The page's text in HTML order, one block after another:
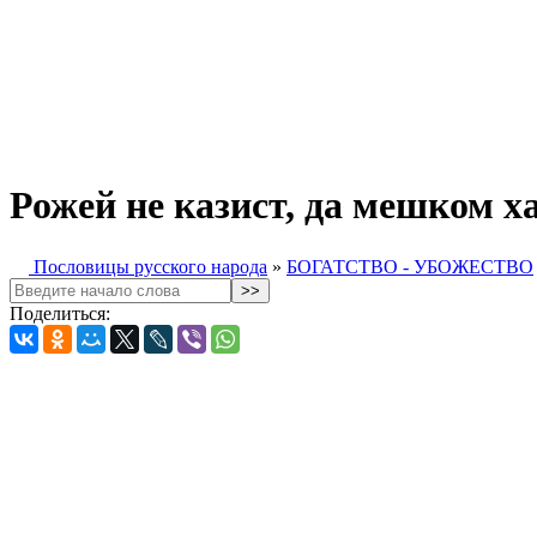
Рожей не казист, да мешком
Пословицы русского народа » БОГАТСТВО - УБОЖЕСТВО
Поделиться: